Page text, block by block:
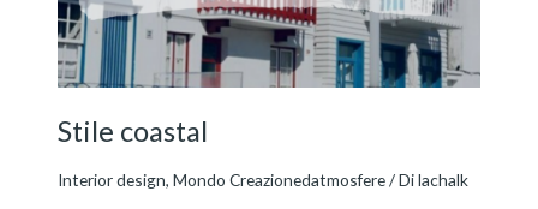
Stile coastal
Interior design,Mondo Creazionedatmosfere/ Dilachalk